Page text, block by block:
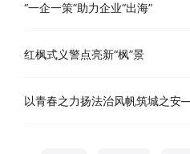
“一企一策”助力企业“出海”
红枫式义警点亮新“枫”景
以青春之力扬法治风帆筑城之安